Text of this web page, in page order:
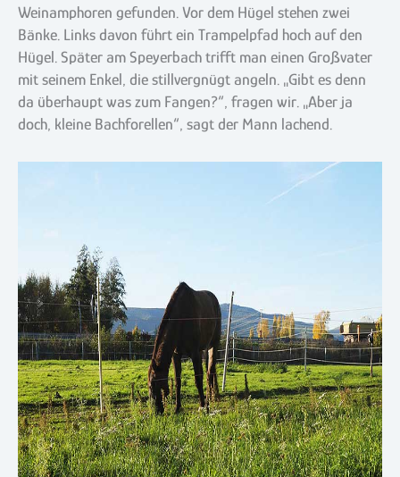
Weinamphoren gefunden. Vor dem Hügel stehen zwei
Bänke. Links davon führt ein Trampelpfad hoch auf den
Hügel. Später am Speyerbach trifft man einen Großvater
mit seinem Enkel, die stillvergnügt angeln. „Gibt es denn
da überhaupt was zum Fangen?“, fragen wir. „Aber ja
doch, kleine Bachforellen“, sagt der Mann lachend.